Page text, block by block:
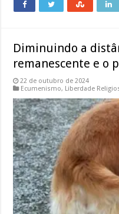
Diminuindo a
remanescente e o
22 de outubro de 2024
Ecumenismo, Liberdade